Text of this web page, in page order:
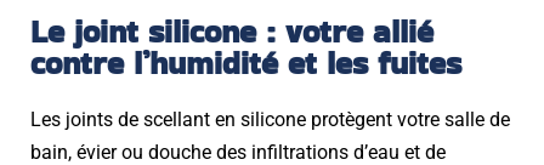
Le joint silicone : votre allié
contre l’humidité et les fuites
Les joints de scellant en silicone protègent votre salle de
bain, évier ou douche des infiltrations d’eau et de